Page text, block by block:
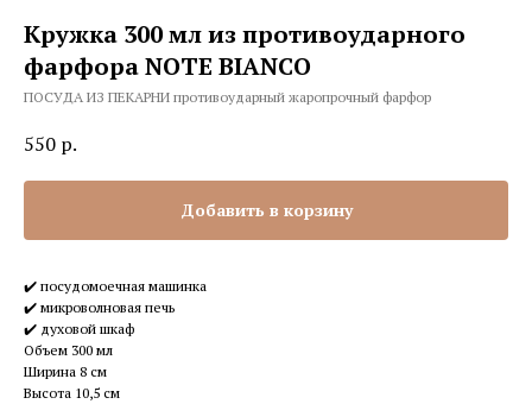
Кружка 300 мл из противоударного
фарфора NOTE BIANCO
ПОСУДА ИЗ ПЕКАРНИ противоударный жаропрочный фарфор
550 р.
Добавить в корзину
✔️ посудомоечная машинка
✔️ микроволновая печь
✔️ духовой шкаф
Объем 300 мл
Ширина 8 см
Высота 10,5 см